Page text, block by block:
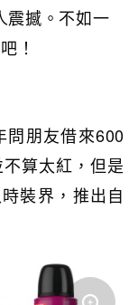
震撼。不如一
！
問朋友借來600
算太紅，但是
裝界，推出自